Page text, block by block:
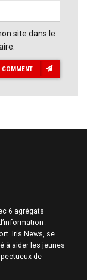
site dans le
COMMENT
6 agrégats
:
Iris News, se
à aider les jeunes
de